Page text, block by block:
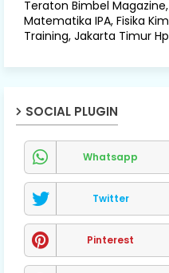
Teraton Bimbel
Matematika IPA, Fisika
Training, Jakarta Timur
SOCIAL PLUGIN
Whatsapp
Twitter
Pinterest